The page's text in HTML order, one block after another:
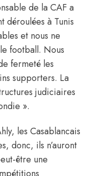
de la CAF a
déroulées à Tunis
et nous ne
football. Nous
fermeté les
supporters. La
judiciaires
».
les Casablancais
donc, ils n’auront
être une